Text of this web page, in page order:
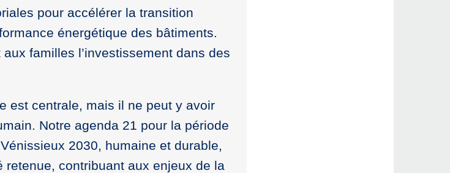
pour accélérer la transition
énergétique des bâtiments.
familles l’investissement dans des
est centrale, mais il ne peut y avoir
Notre agenda 21 pour la période
2030, humaine et durable,
retenue, contribuant aux enjeux de la